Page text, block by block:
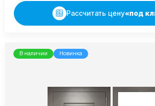
Рассчитать цену«под
В наличии Новинка